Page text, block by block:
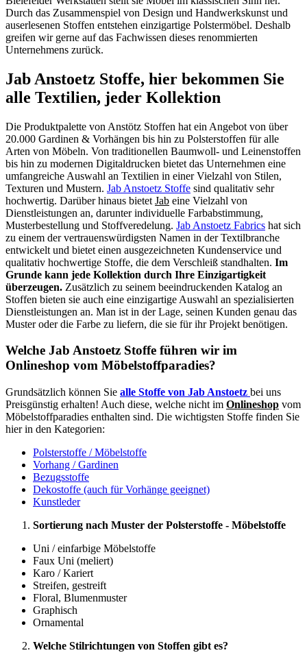
Durch das Zusammenspiel von Design und Handwerkskunst und
auserlesenen Stoffen entstehen einzigartige Polstermöbel. Deshalb
greifen wir gerne auf das Fachwissen dieses renommierten
Unternehmens zurück.
Jab Anstoetz Stoffe, hier bekommen Sie
alle Textilien, jeder Kollektion
Die Produktpalette von Anstötz Stoffen hat ein Angebot von über
20.000 Gardinen & Vorhängen bis hin zu Polsterstoffen für alle
Arten von Möbeln. Von traditionellen Baumwoll- und Leinenstoffen
bis hin zu modernen Digitaldrucken bietet das Unternehmen eine
umfangreiche Auswahl an Textilien in einer Vielzahl von Stilen,
Texturen und Mustern. Jab Anstoetz Stoffe sind qualitativ sehr
hochwertig. Darüber hinaus bietet Jab eine Vielzahl von
Dienstleistungen an, darunter individuelle Farbabstimmung,
Musterbestellung und Stoffveredelung. Jab Anstoetz Fabrics hat sich
zu einem der vertrauenswürdigsten Namen in der Textilbranche
entwickelt und bietet einen ausgezeichneten Kundenservice und
qualitativ hochwertige Stoffe, die dem Verschleiß standhalten. Im
Grunde kann jede Kollektion durch Ihre Einzigartigkeit
überzeugen. Zusätzlich zu seinem beeindruckenden Katalog an
Stoffen bieten sie auch eine einzigartige Auswahl an spezialisierten
Dienstleistungen an. Man ist in der Lage, seinen Kunden genau das
Muster oder die Farbe zu liefern, die sie für ihr Projekt benötigen.
Welche Jab Anstoetz Stoffe führen wir im
Onlineshop vom Möbelstoffparadies?
Grundsätzlich können Sie alle Stoffe von Jab Anstoetz bei uns
Preisgünstig erhalten! Auch diese, welche nicht im Onlineshop vom
Möbelstoffparadies enthalten sind. Die wichtigsten Stoffe finden Sie
hier in den Kategorien:
Polsterstoffe / Möbelstoffe
Vorhang / Gardinen
Bezugsstoffe
Dekostoffe (auch für Vorhänge geeignet)
Kunstleder
Sortierung nach Muster der Polsterstoffe - Möbelstoffe
Uni / einfarbige Möbelstoffe
Faux Uni (meliert)
Karo / Kariert
Streifen, gestreift
Floral, Blumenmuster
Graphisch
Ornamental
Welche Stilrichtungen von Stoffen gibt es?